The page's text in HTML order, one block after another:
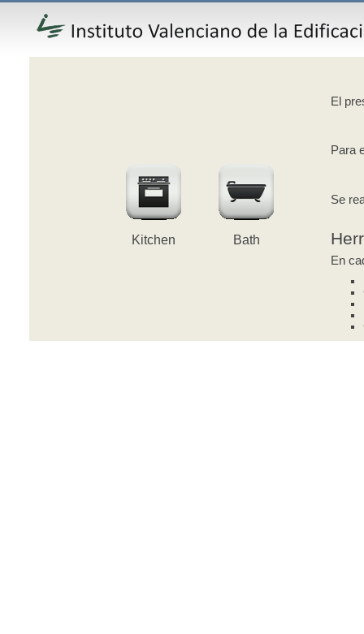
Kitchen Bath
El
Para
Se
En